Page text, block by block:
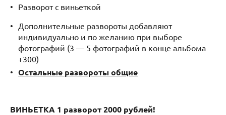
Разворот с виньеткой
Дополнительные развороты добавляют
индивидуально и по желанию при выборе
фотографий (3 — 5 фотографий в конце альбома
+300)
Остальные развороты общие
ВИНЬЕТКА 1 разворот 2000 рублей!